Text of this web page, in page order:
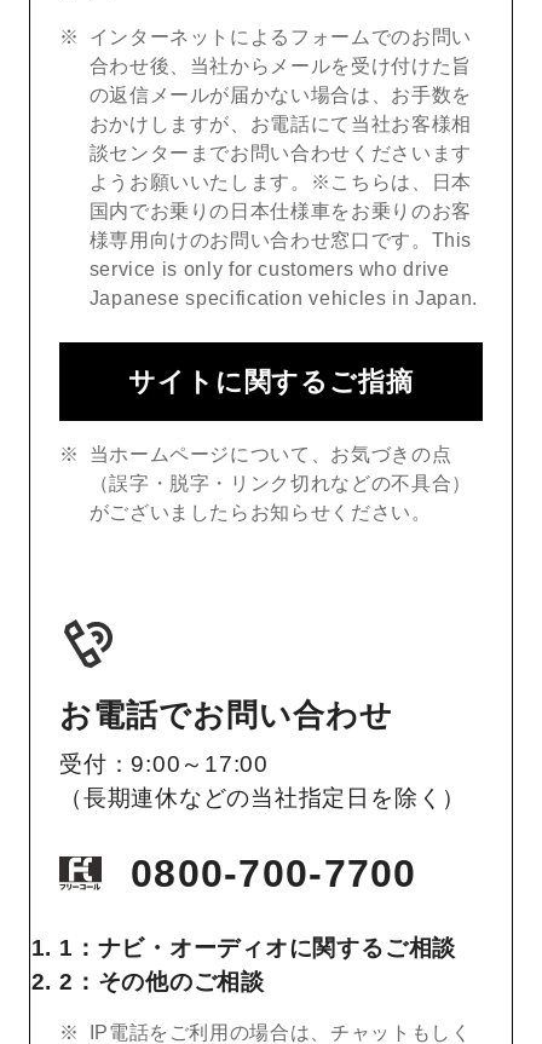
インターネットによるフォームでのお問い
合わせ後、当社からメールを受け付けた旨
の返信メールが届かない場合は、お手数を
おかけしますが、お電話にて当社お客様相
談センターまでお問い合わせくださいます
ようお願いいたします。※こちらは、日本
国内でお乗りの日本仕様車をお乗りのお客
様専用向けのお問い合わせ窓口です。This
service is only for customers who drive
Japanese specification vehicles in Japan.
サイトに関するご指摘
当ホームページについて、お気づきの点
（誤字・脱字・リンク切れなどの不具合）
がございましたらお知らせください。
お電話でお問い合わせ
受付：9:00～17:00
（長期連休などの当社指定日を除く）
0800-700-7700
1：ナビ・オーディオに関するご相談
2：その他のご相談
IP電話をご利用の場合は、チャットもしく